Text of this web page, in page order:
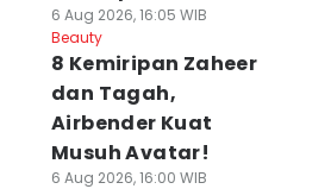
6 Aug 2026, 16:05 WIB
Beauty
8 Kemiripan Zaheer
dan Tagah,
Airbender Kuat
Musuh Avatar!
6 Aug 2026, 16:00 WIB